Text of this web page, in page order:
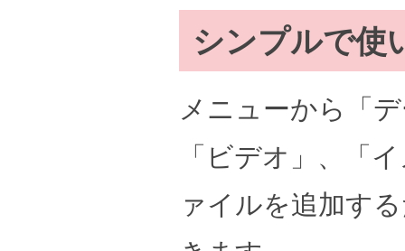
シンプルで使
メニューから「
「ビデオ」、「
ァイルを追加す